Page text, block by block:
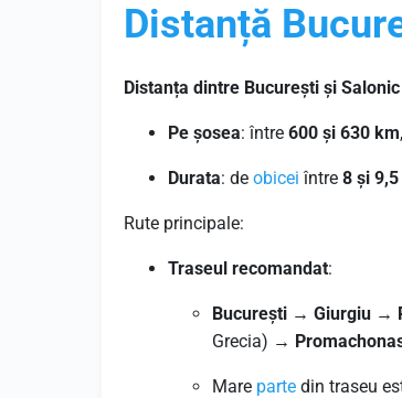
Distanță
Distanța dintre București și
Pe șosea: între 600 și 630 km
Durata: de obicei între 8 și
Rute principale:
Traseul recomandat:
București → Giurgiu →
Grecia) →
Mare parte din traseu